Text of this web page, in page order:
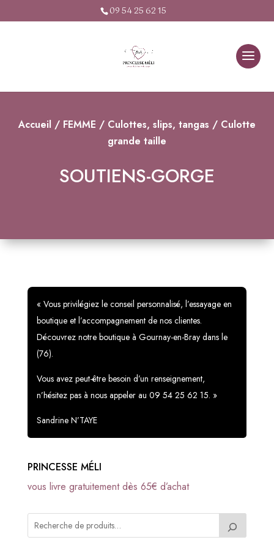
09 54 25 62 15
Accueil / FEMME / Culottes, slips, tangas / Culotte
grande taille
SOUTIENS-GORGE
« Vous privilégiez le conseil personnalisé, l’essayage en
boutique et l’accompagnement de nos clientes.
Découvrez notre boutique à Gournay-en-Bray dans le
(76).
Vous avez peut-être besoin d’un renseignement,
n’hésitez pas à nous appeler au 09 54 25 62 15. »
Sandrine N’TAYE
PRINCESSE MÉLI
vous livre gratuitement dès 65€ d’achat